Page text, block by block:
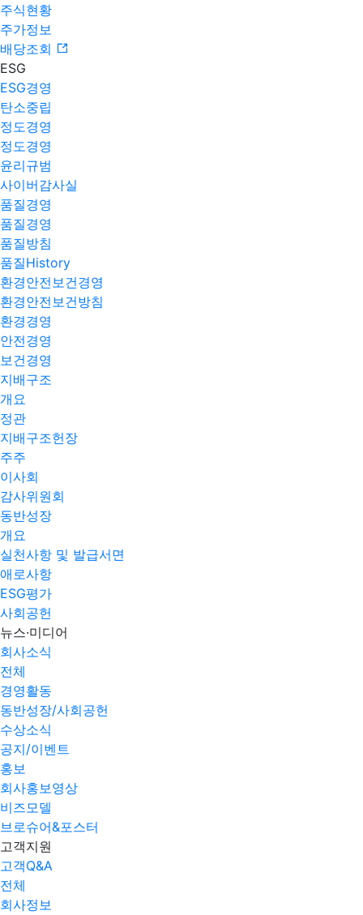
주식현황
주가정보
배당조회
ESG
ESG경영
탄소중립
정도경영
정도경영
윤리규범
사이버감사실
품질경영
품질경영
품질방침
품질History
환경안전보건경영
환경안전보건방침
환경경영
안전경영
보건경영
지배구조
개요
정관
지배구조헌장
주주
이사회
감사위원회
동반성장
개요
실천사항 및 발급서면
애로사항​
ESG평가
사회공헌
뉴스·미디어
회사소식
전체
경영활동
동반성장/사회공헌
수상소식
공지/이벤트
홍보
회사홍보영상
비즈모델
브로슈어&포스터
고객지원
고객Q&A
전체
회사정보